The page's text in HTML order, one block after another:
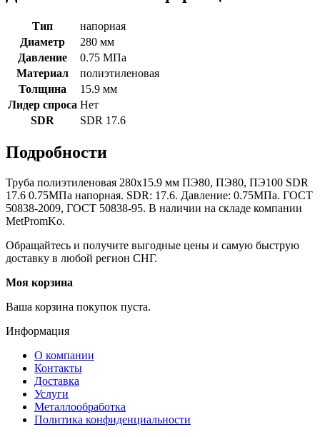
Тип
напорная
Диаметр
280 мм
Давление
0.75 МПа
Материал
полиэтиленовая
Толщина
15.9 мм
Лидер спроса Нет
SDR
SDR 17.6
Подробности
Труба полиэтиленовая 280х15.9 мм ПЭ80, ПЭ80, ПЭ100 SDR
17.6 0.75МПа напорная. SDR: 17.6. Давление: 0.75МПа. ГОСТ
50838-2009, ГОСТ 50838-95. В наличии на складе компании
MetPromKo.
Обращайтесь и получите выгодные цены и самую быструю
доставку в любой регион СНГ.
Моя корзина
Ваша корзина покупок пуста.
Информация
О компании
Контакты
Доставка
Услуги
Металлообработка
Политика конфиденциальности